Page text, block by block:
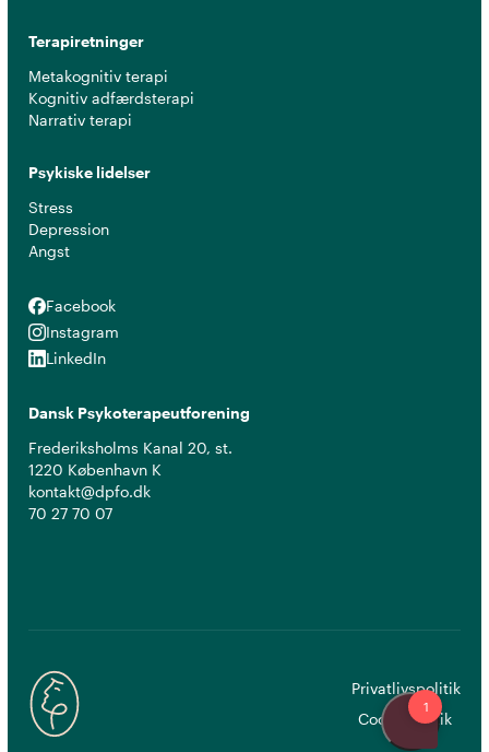
Terapiretninger
Metakognitiv terapi
Kognitiv adfærdsterapi
Narrativ terapi
Psykiske lidelser
Stress
Depression
Angst
Facebook
Facebook
Instagram
Instagram
LinkedIn
LinkedIn
Dansk Psykoterapeutforening
Frederiksholms Kanal 20, st.
1220 København K
kontakt@dpfo.dk
70 27 70 07
Privatlivspolitik
Cookiepolitik